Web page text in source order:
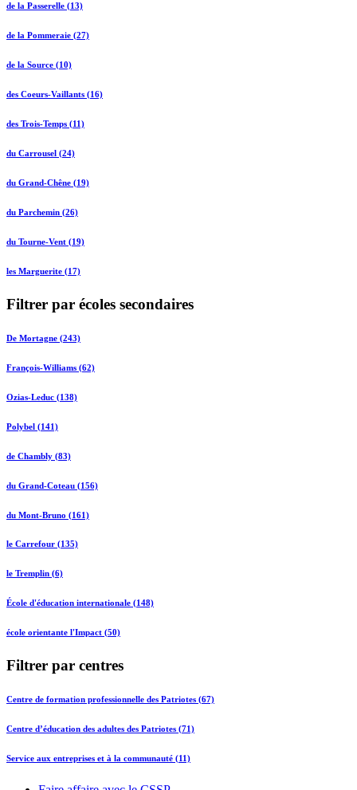
de la Passerelle (13)
de la Pommeraie (27)
de la Source (10)
des Coeurs-Vaillants (16)
des Trois-Temps (11)
du Carrousel (24)
du Grand-Chêne (19)
du Parchemin (26)
du Tourne-Vent (19)
les Marguerite (17)
Filtrer par écoles secondaires
De Mortagne (243)
François-Williams (62)
Ozias-Leduc (138)
Polybel (141)
de Chambly (83)
du Grand-Coteau (156)
du Mont-Bruno (161)
le Carrefour (135)
le Tremplin (6)
École d'éducation internationale (148)
école orientante l'Impact (50)
Filtrer par centres
Centre de formation professionnelle des Patriotes (67)
Centre d’éducation des adultes des Patriotes (71)
Service aux entreprises et à la communauté (11)